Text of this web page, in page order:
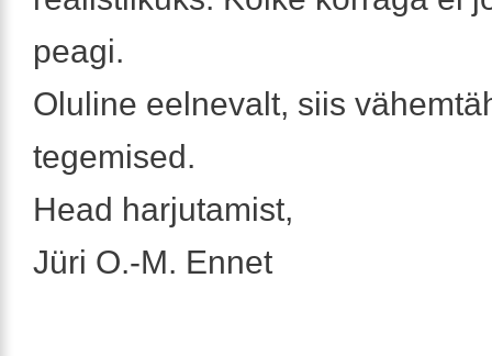
peagi.
Oluline eelnevalt, siis
tegemised.
Head harjutamist,
Jüri O.-M. Ennet